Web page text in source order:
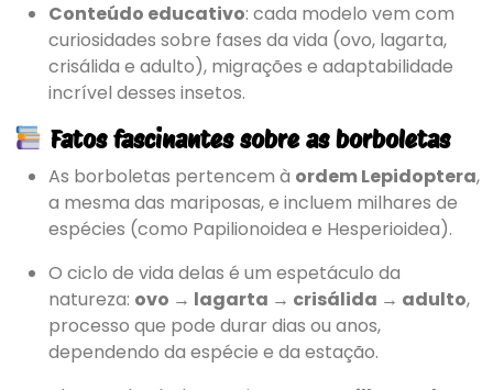
Conteúdo educativo: cada modelo vem com
curiosidades sobre fases da vida (ovo, lagarta,
crisálida e adulto), migrações e adaptabilidade
incrível desses insetos.
Fatos fascinantes sobre as borboletas
As borboletas pertencem à ordem Lepidoptera,
a mesma das mariposas, e incluem milhares de
espécies (como Papilionoidea e Hesperioidea).
O ciclo de vida delas é um espetáculo da
natureza: ovo → lagarta → crisálida → adulto,
processo que pode durar dias ou anos,
dependendo da espécie e da estação.